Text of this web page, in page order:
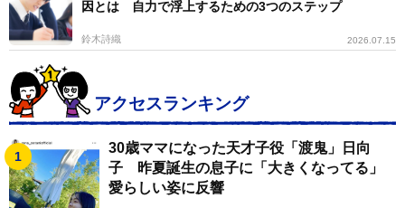
校の価値は、大学の合格実績だけでは決して語れないも
のがあります。もちろん、そのような魅力の有無を知る
ことは簡単ではありませんが、多面的に学校を見る機会
をもって判断するように心がけていただければと思いま
す。
新中学1年生の皆さま、保護者さま、この度は中学へ
のご入学、おめでとうございます。これから歩む日々
因とは 自力で浮上するための3つのステップ
鈴木詩織 2026.07.15
アクセスランキング
30歳ママになった天才子役「渡鬼」日向
子 昨夏誕生の息子に「大きくなってる」
愛らしい姿に反響